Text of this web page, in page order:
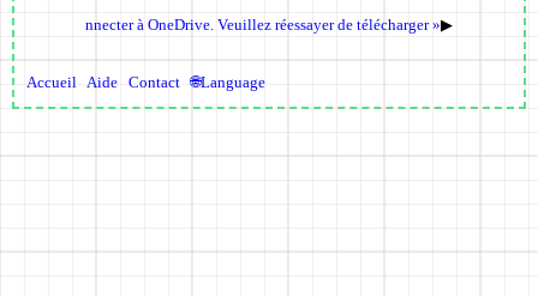
nnecter à OneDrive. Veuillez réessayer de télécharger »▶
Accueil Aide Contact 🌐Language